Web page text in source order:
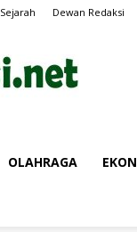
Sejarah Dewan Redaksi
OLAHRAGA